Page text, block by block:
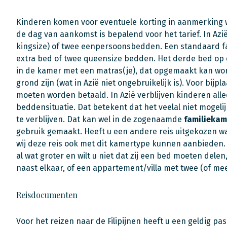
Kinderen komen voor eventuele korting in
de dag van aankomst is bepalend voor het tarief. In
kingsize) of twee eenpersoonsbedden. Een
extra bed of twee queensize bedden. Het derde bed
in de kamer met een matras(je), dat opgemaakt kan
grond zijn (wat in Azië niet ongebruikelijk is). Voor
moeten worden betaald. In Azië verblijven kinderen
beddensituatie. Dat betekent dat het veelal niet
te verblijven. Dat kan wel in de zogenaamde
gebruik gemaakt. Heeft u een andere reis uitgekozen
wij deze reis ook met dit kamertype kunnen
al wat groter en wilt u niet dat zij een bed moeten
naast elkaar, of een appartement/villa met twee (of
Reisdocumenten
Voor het reizen naar de Filipijnen heeft u een geldig